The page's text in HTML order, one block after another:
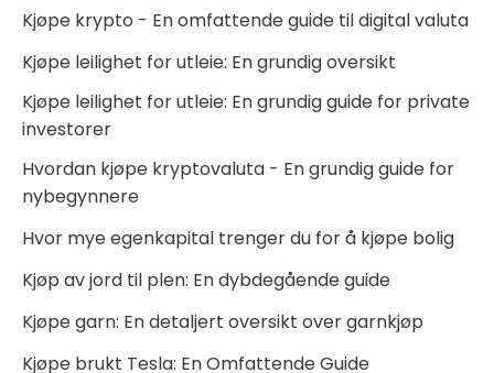
Kjøpe krypto - En omfattende guide til digital valuta
Kjøpe leilighet for utleie: En grundig oversikt
Kjøpe leilighet for utleie: En grundig guide for private
investorer
Hvordan kjøpe kryptovaluta - En grundig guide for
nybegynnere
Hvor mye egenkapital trenger du for å kjøpe bolig
Kjøp av jord til plen: En dybdegående guide
Kjøpe garn: En detaljert oversikt over garnkjøp
Kjøpe brukt Tesla: En Omfattende Guide